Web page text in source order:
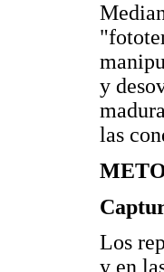
y
las
Los
y en